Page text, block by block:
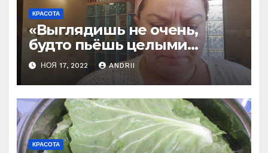
КРАСОТА
«Выглядишь не очень,
будто пьёшь целыми
днями»: такие 3 вещи
нужно делать с утра, чтобы
снимать отёки (по совету
косметолога)
НОЯ 17, 2022 ANDRII
КРАСОТА